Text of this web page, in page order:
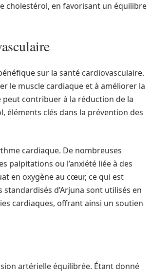
cholestérol, en favorisant un équilibre
sur la santé cardiovasculaire.
le muscle cardiaque et à améliorer la
contribuer à la réduction de la
éléments clés dans la prévention des
cardiaque. De nombreuses
palpitations ou l’anxiété liée à des
en oxygène au cœur, ce qui est
d’Arjuna sont utilisés en
cardiaques, offrant ainsi un soutien
artérielle équilibrée. Étant donné